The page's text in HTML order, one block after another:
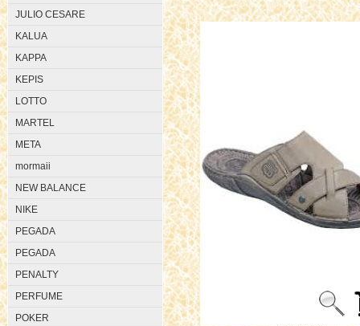
JULIO CESARE
KALUA
KAPPA
KEPIS
LOTTO
MARTEL
META
mormaii
NEW BALANCE
NIKE
PEGADA
PEGADA
PENALTY
PERFUME
POKER